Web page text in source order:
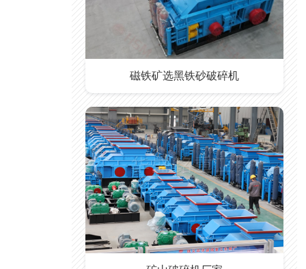
磁铁矿选黑铁砂破碎机